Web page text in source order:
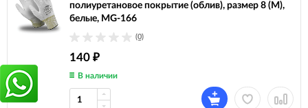
полиуретановое покрытие (облив), размер 8 (M),
белые, MG-166
(0)
140 ₽
В наличии